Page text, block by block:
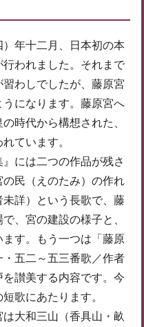
年十二月、日本初の本
われました。それまで
わしでしたが、藤原宮
になります。藤原宮へ
時代から構想された、
ています。
には二つの作品が残さ
民（えのたみ）の作れ
詳）という長歌で、藤
、宮の建設の様子と、
す。もう一つは「藤原
五二～五三番歌／作者
讃美する内容です。今
歌にあたります。
大和三山（香具山・畝